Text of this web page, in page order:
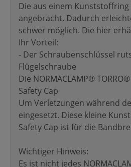
Die aus einem
angebracht. Dadurch
schwer möglich. Die hier
Ihr Vorteil:
- Der Schraubenschlüssel
Flügelschraube
Die NORMACLAMP®
Safety Cap
Um Verletzungen während
eingesetzt. Diese kleine
Safety Cap ist für die
Wichtiger Hinweis:
Es ist nicht jedes